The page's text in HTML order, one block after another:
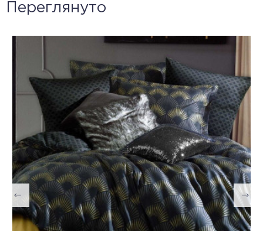
Переглянуто